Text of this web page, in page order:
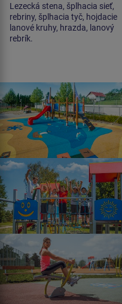
Lezecká stena, šplhacia sieť,
rebriny, šplhacia tyč, hojdacie
lanové kruhy, hrazda, lanový
rebrík.